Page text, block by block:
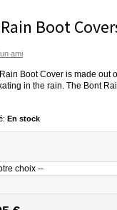
Boot
ami
Boot Cover is made out
in the rain. The Bont
En stock